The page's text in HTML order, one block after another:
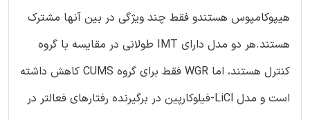
هیپوکامپوس هستندو فقط چند ویژگی در بین آنها مشترک
هستند.هر دو مدل دارای IMT طولانی در مقایسه با گروه
کنترل هستند، اما WGR فقط برای گروه CUMS کاهش داشته
است و مدل LiCl-فیلوکارپین در برگیرنده رفتارهای فعالتر در